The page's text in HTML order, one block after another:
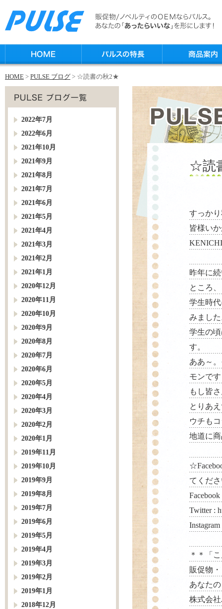
HOME > PULSE ブログ > ☆読書の秋2★
2022年7月
2022年6月
2021年10月
2021年9月
2021年8月
2021年7月
2021年6月
2021年5月
2021年4月
2021年3月
2021年2月
2021年1月
2020年12月
2020年11月
2020年10月
2020年9月
2020年8月
2020年7月
2020年6月
2020年5月
2020年4月
2020年3月
2020年2月
2020年1月
2019年11月
2019年10月
2019年9月
2019年8月
2019年7月
2019年6月
2019年5月
2019年4月
2019年3月
2019年2月
2019年1月
2018年12月
☆読
すっか
皆様い
昨年に
ところ、
学生時
みまし
学生の
す。
ああ～
モンで
もし皆
とりあ
ウチも
地道に
てくだ
Twitter :
＊＊「
販促物
あなた
株式会社